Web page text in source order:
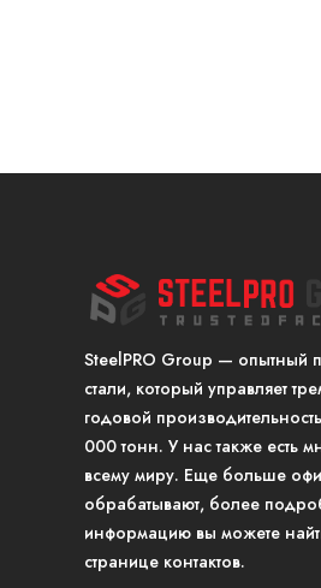
SteelPRO Group — опытный
стали, который управляет
годовой
000 тонн. У нас также есть
всему миру. Еще больше
обрабатывают, более
информацию вы можете
странице контактов.